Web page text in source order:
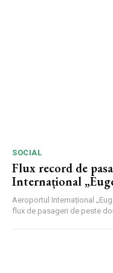
SOCIAL
Flux record de
Internațional
Aeroportul Internațional
flux de pasageri de peste